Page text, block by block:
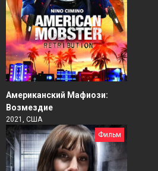
Американский Мафиози:
Возмездие
2021, США
Фильм